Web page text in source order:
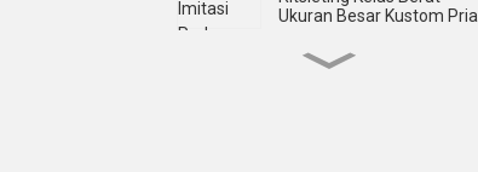
Ukuran Besar Kustom Pria
Hoodie Berlian Imitasi Zip